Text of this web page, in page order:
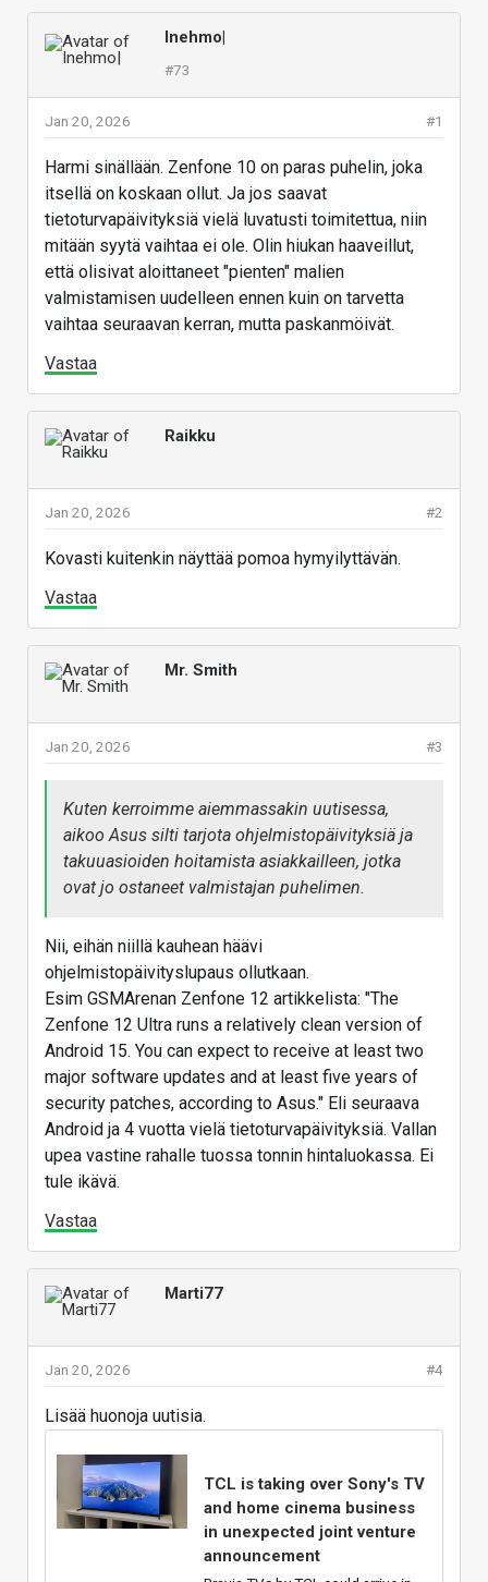
Inehmo|
#73
#1
Jan 20, 2026
Harmi sinällään. Zenfone 10 on paras puhelin, joka
itsellä on koskaan ollut. Ja jos saavat
tietoturvapäivityksiä vielä luvatusti toimitettua, niin
mitään syytä vaihtaa ei ole. Olin hiukan haaveillut,
että olisivat aloittaneet "pienten" malien
valmistamisen uudelleen ennen kuin on tarvetta
vaihtaa seuraavan kerran, mutta paskanmöivät.
Vastaa
Raikku
#2
Jan 20, 2026
Kovasti kuitenkin näyttää pomoa hymyilyttävän.
Vastaa
Mr. Smith
#3
Jan 20, 2026
Kuten kerroimme aiemmassakin uutisessa,
aikoo Asus silti tarjota ohjelmistopäivityksiä ja
takuuasioiden hoitamista asiakkailleen, jotka
ovat jo ostaneet valmistajan puhelimen.
Nii, eihän niillä kauhean häävi
ohjelmistopäivityslupaus ollutkaan.
Esim GSMArenan Zenfone 12 artikkelista: "The
Zenfone 12 Ultra runs a relatively clean version of
Android 15. You can expect to receive at least two
major software updates and at least five years of
security patches, according to Asus." Eli seuraava
Android ja 4 vuotta vielä tietoturvapäivityksiä. Vallan
upea vastine rahalle tuossa tonnin hintaluokassa. Ei
tule ikävä.
Vastaa
Marti77
#4
Jan 20, 2026
Lisää huonoja uutisia.
TCL is taking over Sony's TV
and home cinema business
in unexpected joint venture
announcement